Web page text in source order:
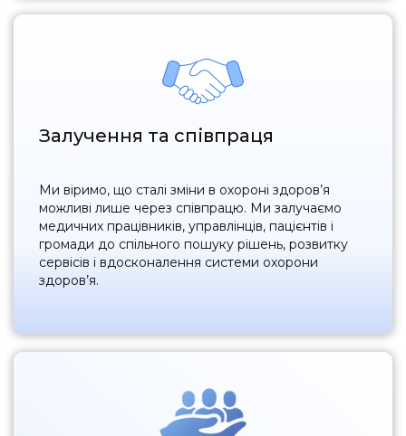
Залучення та співпраця
Ми віримо, що сталі зміни в охороні здоров’я
можливі лише через співпрацю. Ми залучаємо
медичних працівників, управлінців, пацієнтів і
громади до спільного пошуку рішень, розвитку
сервісів і вдосконалення системи охорони
здоров’я.